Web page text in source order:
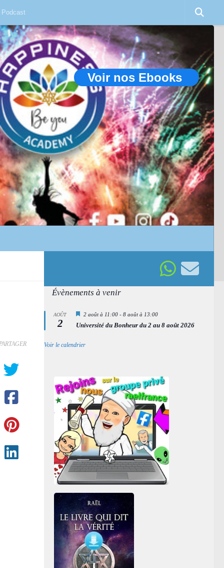
Voir nos Ebooks
Évènements à venir
AOÛT
2
Mis
avant
2 août à 11:00 - 8 août à 13:00
Université du Bonheur du 2 au 8 août 2026
Voir le calendrier